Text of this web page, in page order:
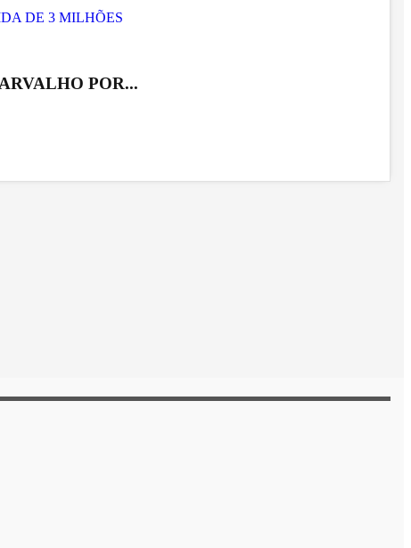
POR...